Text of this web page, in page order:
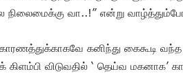
நிலைமைக்கு வா..!” என்று
கனிந்து கைகூடி வந்த
கிளம்பி விடுவதில் ‘ தெய்வ மகனாக’